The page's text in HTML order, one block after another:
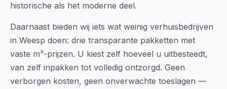
historische als het moderne deel.
Daarnaast bieden wij iets wat weinig verhuisbedrijven
in Weesp doen: drie transparante pakketten met
vaste m³-prijzen. U kiest zelf hoeveel u uitbesteedt,
van zelf inpakken tot volledig ontzorgd. Geen
verborgen kosten, geen onverwachte toeslagen —